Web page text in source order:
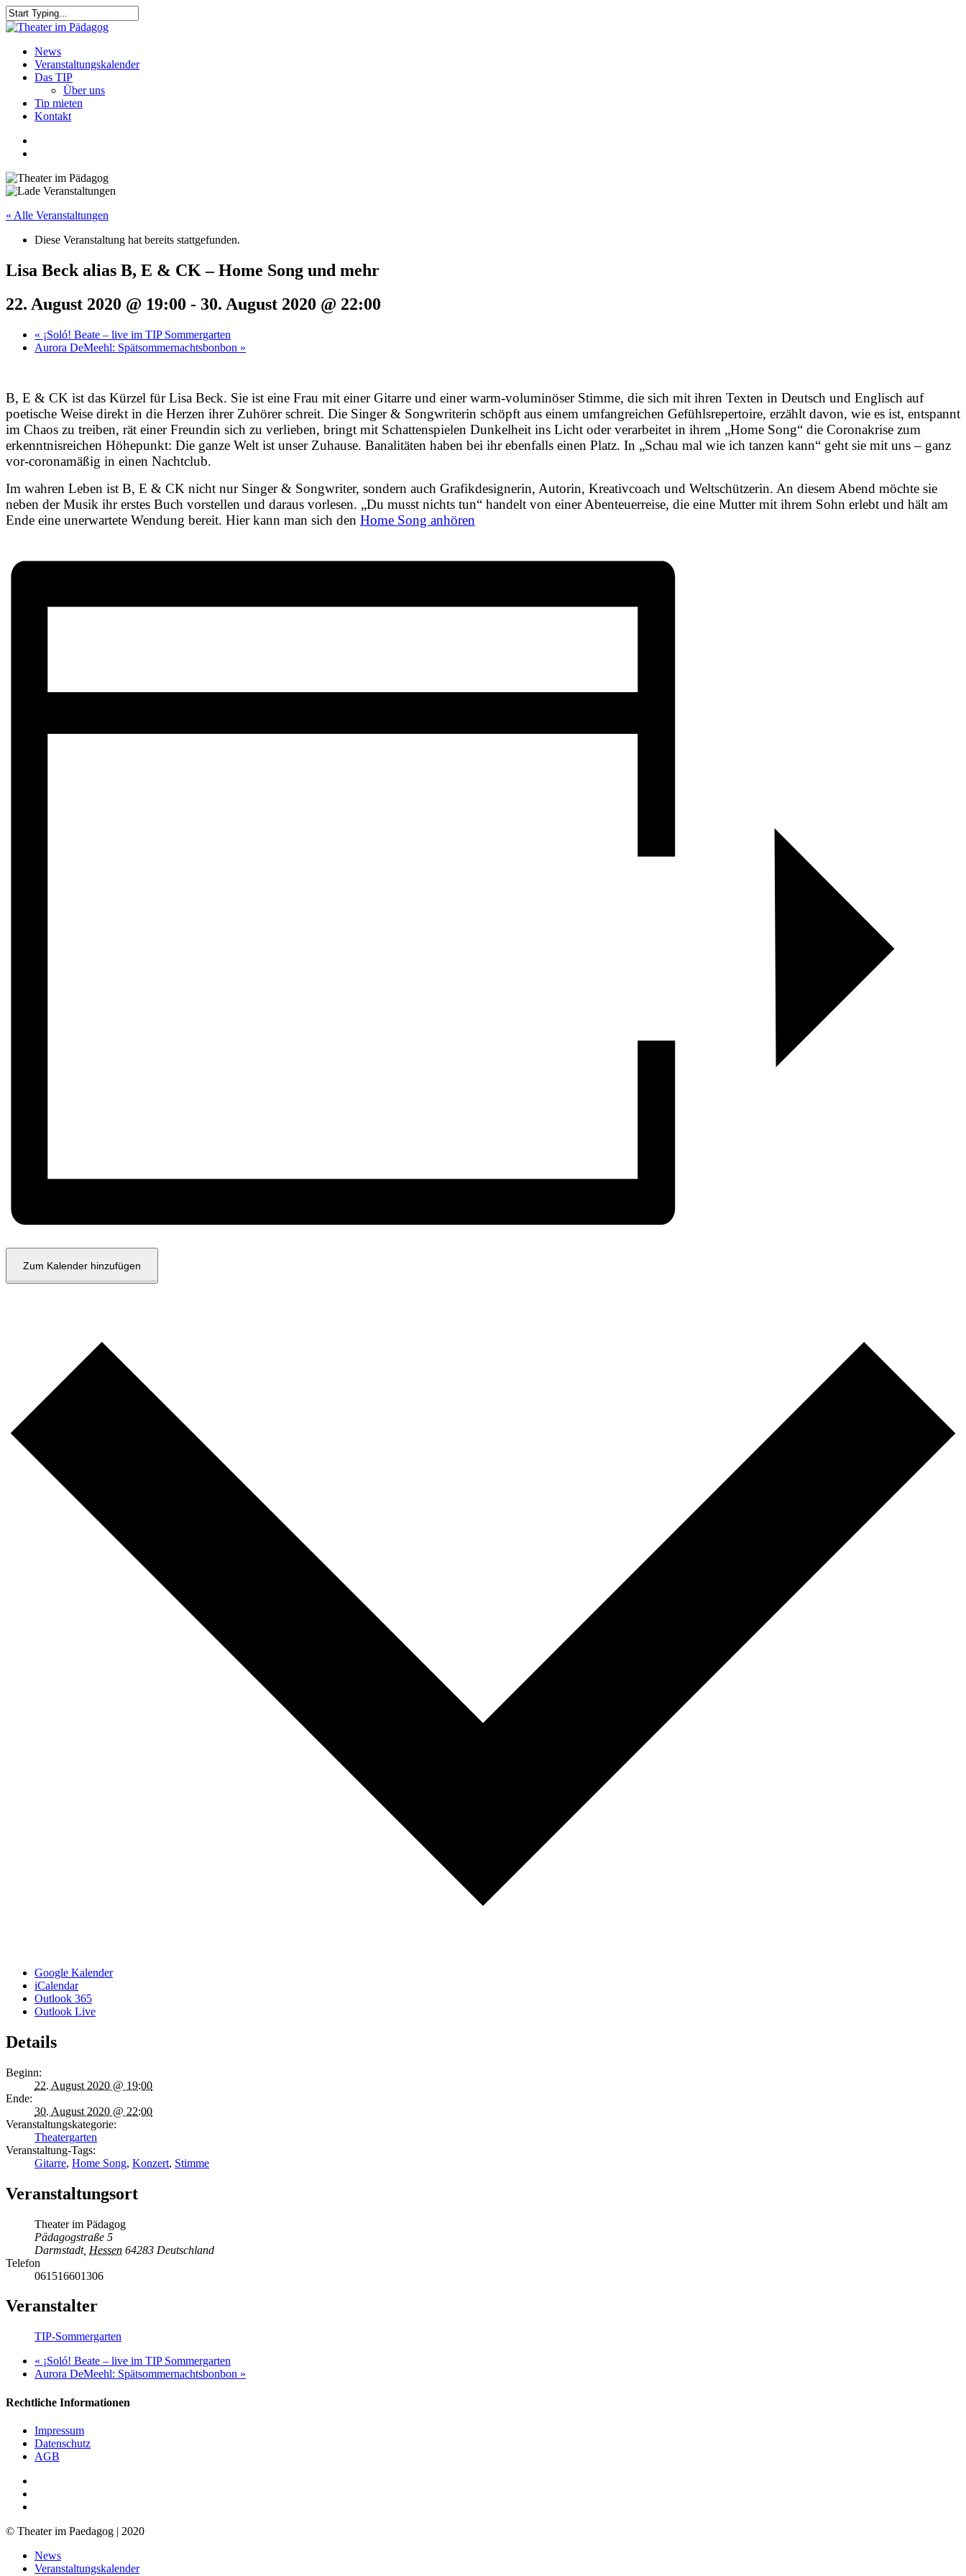
Skip
to
content
Close
search
Menu
News
Veranstaltungskalender
Das TIP
Über uns
Tip mieten
Kontakt
« Alle Veranstaltungen
Diese Veranstaltung hat bereits stattgefunden.
Lisa Beck alias B, E & CK – Home Song und mehr
22. August 2020 @ 19:00 - 30. August 2020 @ 22:00
« ¡Soló! Beate – live im TIP Sommergarten
Aurora DeMeehl: Spätsommernachtsbonbon »
B, E & CK ist das Kürzel für Lisa Beck. Sie ist eine Frau mit einer Gitarre und einer warm-voluminöser Stimme, die sich mit ihren Texten in Deutsch und Englisch auf
poetische Weise direkt in die Herzen ihrer Zuhörer schreit. Die Singer & Songwriterin schöpft aus einem umfangreichen Gefühlsrepertoire, erzählt davon, wie es ist, entspannt
im Chaos zu treiben, rät einer Freundin sich zu verlieben, bringt mit Schattenspielen Dunkelheit ins Licht oder verarbeitet in ihrem „Home Song“ die Coronakrise zum
erkenntnisreichen Höhepunkt: Die ganze Welt ist unser Zuhause. Banalitäten haben bei ihr ebenfalls einen Platz. In „Schau mal wie ich tanzen kann“ geht sie mit uns – ganz
vor-coronamäßig in einen Nachtclub.
Im wahren Leben ist B, E & CK nicht nur Singer & Songwriter, sondern auch Grafikdesignerin, Autorin, Kreativcoach und Weltschützerin. An diesem Abend möchte sie
neben der Musik ihr erstes Buch vorstellen und daraus vorlesen. „Du musst nichts tun“ handelt von einer Abenteuerreise, die eine Mutter mit ihrem Sohn erlebt und hält am
Ende eine unerwartete Wendung bereit. Hier kann man sich den Home Song anhören
Zum Kalender hinzufügen
Google Kalender
iCalendar
Outlook 365
Outlook Live
Details
Beginn:
22. August 2020 @ 19:00
Ende:
30. August 2020 @ 22:00
Veranstaltungskategorie:
Theatergarten
Veranstaltung-Tags:
Gitarre, Home Song, Konzert, Stimme
Veranstaltungsort
Theater im Pädagog
Pädagogstraße 5
Darmstadt, Hessen 64283 Deutschland
Telefon
061516601306
Veranstalter
TIP-Sommergarten
« ¡Soló! Beate – live im TIP Sommergarten
Aurora DeMeehl: Spätsommernachtsbonbon »
Rechtliche Informationen
Impressum
Datenschutz
AGB
© Theater im Paedagog | 2020
Close
Menu
News
Veranstaltungskalender